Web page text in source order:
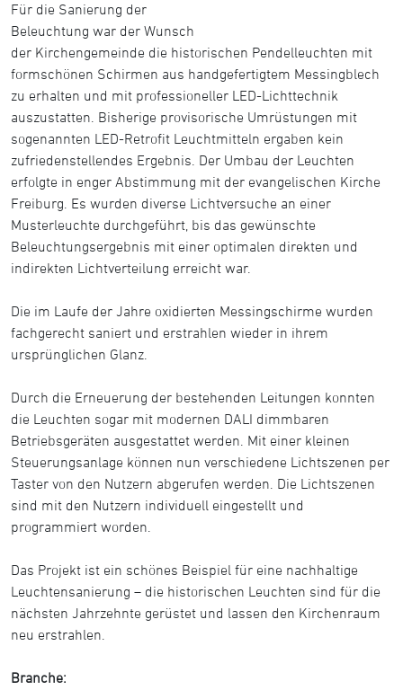
Für die Sanierung der
Beleuchtung war der Wunsch
der Kirchengemeinde die historischen Pendelleuchten mit
formschönen Schirmen aus handgefertigtem Messingblech
zu erhalten und mit professioneller LED-Lichttechnik
auszustatten. Bisherige provisorische Umrüstungen mit
sogenannten LED-Retrofit Leuchtmitteln ergaben kein
zufriedenstellendes Ergebnis. Der Umbau der Leuchten
erfolgte in enger Abstimmung mit der evangelischen Kirche
Freiburg. Es wurden diverse Lichtversuche an einer
Musterleuchte durchgeführt, bis das gewünschte
Beleuchtungsergebnis mit einer optimalen direkten und
indirekten Lichtverteilung erreicht war.
Die im Laufe der Jahre oxidierten Messingschirme wurden
fachgerecht saniert und erstrahlen wieder in ihrem
ursprünglichen Glanz.
Durch die Erneuerung der bestehenden Leitungen konnten
die Leuchten sogar mit modernen DALI dimmbaren
Betriebsgeräten ausgestattet werden. Mit einer kleinen
Steuerungsanlage können nun verschiedene Lichtszenen per
Taster von den Nutzern abgerufen werden. Die Lichtszenen
sind mit den Nutzern individuell eingestellt und
programmiert worden.
Das Projekt ist ein schönes Beispiel für eine nachhaltige
Leuchtensanierung – die historischen Leuchten sind für die
nächsten Jahrzehnte gerüstet und lassen den Kirchenraum
neu erstrahlen.
Branche: